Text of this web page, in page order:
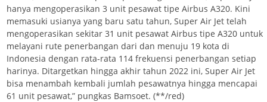
hanya mengoperasikan 3 unit pesawat tipe Airbus A320. Kini
memasuki usianya yang baru satu tahun, Super Air Jet telah
mengoperasikan sekitar 31 unit pesawat Airbus tipe A320 untuk
melayani rute penerbangan dari dan menuju 19 kota di
Indonesia dengan rata-rata 114 frekuensi penerbangan setiap
harinya. Ditargetkan hingga akhir tahun 2022 ini, Super Air Jet
bisa menambah kembali jumlah pesawatnya hingga mencapai
61 unit pesawat,” pungkas Bamsoet. (**/red)